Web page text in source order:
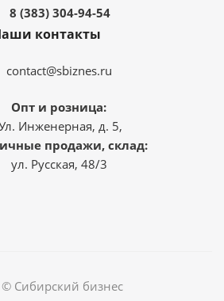
8 (383) 304-94-54
контакты
contact@sbiznes.ru
Опт и розница:
Инженерная, д. 5,
продажи, склад:
ул. Русская, 48/3
Сибирский бизнес